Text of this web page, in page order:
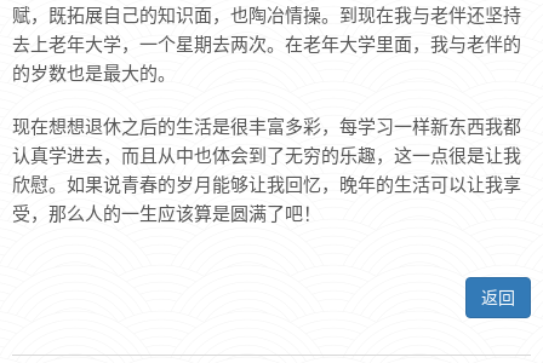
赋，既拓展自己的知识面，也陶冶情操。到现在我与老伴还坚持
去上老年大学，一个星期去两次。在老年大学里面，我与老伴的
的岁数也是最大的。
现在想想退休之后的生活是很丰富多彩，每学习一样新东西我都
认真学进去，而且从中也体会到了无穷的乐趣，这一点很是让我
欣慰。如果说青春的岁月能够让我回忆，晚年的生活可以让我享
受，那么人的一生应该算是圆满了吧！
返回